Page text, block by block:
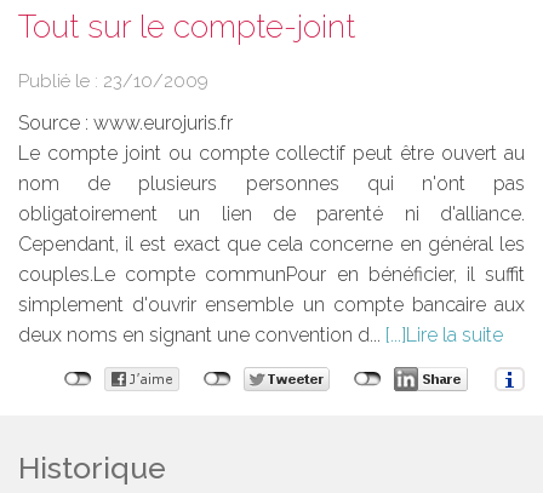
Tout sur le compte-joint
Publié le : 23/10/2009
Source : www.eurojuris.fr
Le compte joint ou compte collectif peut être ouvert au
nom de plusieurs personnes qui n'ont pas
obligatoirement un lien de parenté ni d'alliance.
Cependant, il est exact que cela concerne en général les
couples.Le compte communPour en bénéficier, il suffit
simplement d'ouvrir ensemble un compte bancaire aux
deux noms en signant une convention d...
Lire la suite
Historique